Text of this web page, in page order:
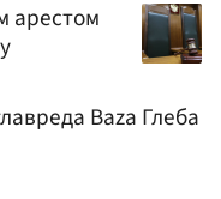
арестом
Baza Глеба